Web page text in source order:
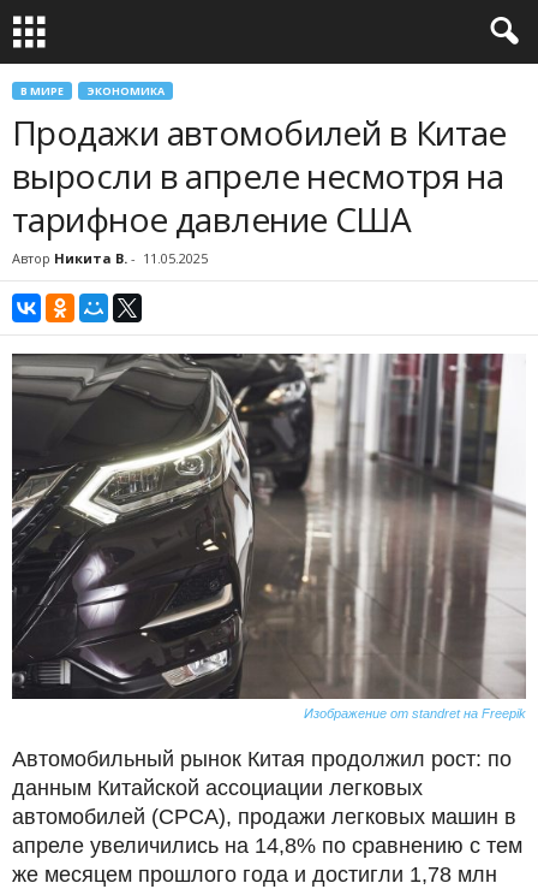
В МИРЕ ЭКОНОМИКА
Продажи автомобилей в Китае
выросли в апреле несмотря на
тарифное давление США
Автор Никита В. - 11.05.2025
Изображение от standret на Freepik
Автомобильный рынок Китая продолжил рост: по
данным Китайской ассоциации легковых
автомобилей (CPCA), продажи легковых машин в
апреле увеличились на 14,8% по сравнению с тем
же месяцем прошлого года и достигли 1,78 млн